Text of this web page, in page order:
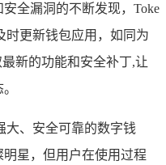
全漏洞的不断发现，Toke
时更新钱包应用，如同为
新的功能和安全补丁,让
大、安全可靠的数字钱
星，但用户在使用过程